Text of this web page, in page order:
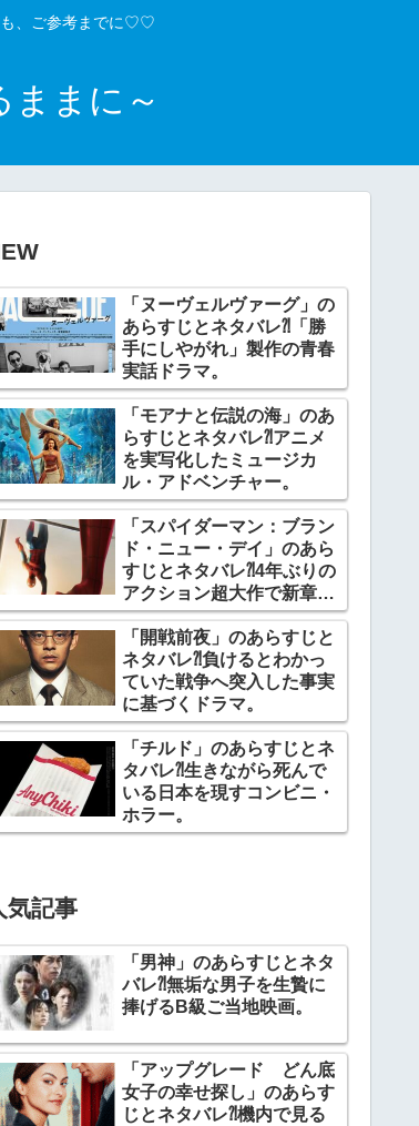
も、ご参考までに♡♡
まに～
「ヌーヴェルヴァーグ」の
あらすじとネタバレ⁈「勝
手にしやがれ」製作の青春
実話ドラマ。
「モアナと伝説の海」のあ
らすじとネタバレ⁈アニメ
を実写化したミュージカ
ル・アドベンチャー。
「スパイダーマン：ブラン
ド・ニュー・デイ」のあら
すじとネタバレ⁈4年ぶりの
アクション超大作で新章開
幕。
「開戦前夜」のあらすじと
ネタバレ⁈負けるとわかっ
ていた戦争へ突入した事実
に基づくドラマ。
「チルド」のあらすじとネ
タバレ⁈生きながら死んで
いる日本を現すコンビニ・
ホラー。
気記事
「男神」のあらすじとネタ
バレ⁈無垢な男子を生贄に
捧げるB級ご当地映画。
「アップグレード どん底
女子の幸せ探し」のあらす
じとネタバレ⁈機内で見る